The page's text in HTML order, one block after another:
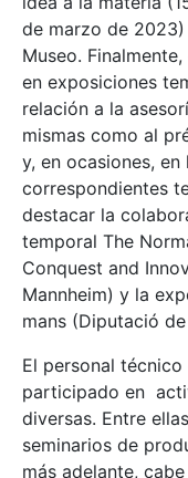
de marzo de
Museo.
en exposiciones
relación a la
mismas como al
y, en ocasiones,
correspondientes
destacar la
temporal The
Conquest and
Mannheim) y la
mans (Diputació
El personal
participado en
diversas. Entre
seminarios de
más adelante,